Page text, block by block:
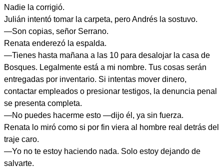
Nadie la corrigió.
Julián intentó tomar la carpeta, pero Andrés la sostuvo.
—Son copias, señor Serrano.
Renata enderezó la espalda.
—Tienes hasta mañana a las 10 para desalojar la casa de
Bosques. Legalmente está a mi nombre. Tus cosas serán
entregadas por inventario. Si intentas mover dinero,
contactar empleados o presionar testigos, la denuncia penal
se presenta completa.
—No puedes hacerme esto —dijo él, ya sin fuerza.
Renata lo miró como si por fin viera al hombre real detrás del
traje caro.
—Yo no te estoy haciendo nada. Solo estoy dejando de
salvarte.